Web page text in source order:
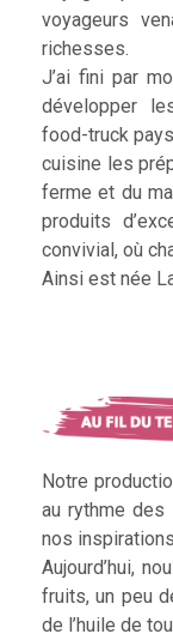
voyageurs
richesses.
J’ai fini par
développer
food-truck
cuisine les
ferme et du
produits
convivial, où
Ainsi est née
Notre
au rythme
nos
Aujourd’hui,
fruits, un peu
de l’huile de